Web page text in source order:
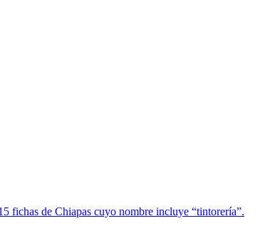
fichas de Chiapas cuyo nombre incluye “tintorería”.